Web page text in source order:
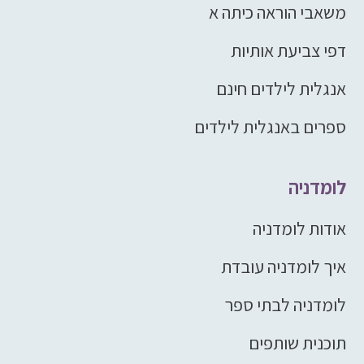
משאבי הוראה כיתה א
דפי צביעת אותיות
אנגלית לילדים חינם
ספרים באנגלית לילדים
לומדניה
אודות לומדניה
איך לומדניה עובדת
לומדניה לבתי ספר
תוכנית שותפים